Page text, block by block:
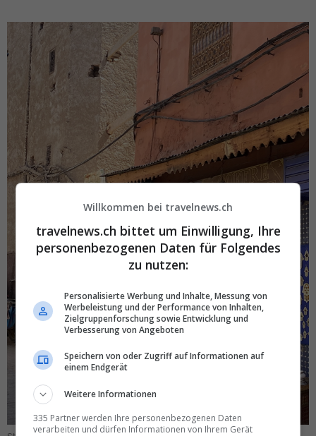
Willkommen bei travelnews.ch
travelnews.ch bittet um Einwilligung, Ihre
personenbezogenen Daten für Folgendes
zu nutzen:
Personalisierte Werbung und Inhalte, Messung von
Werbeleistung und der Performance von Inhalten,
Zielgruppenforschung sowie Entwicklung und
Verbesserung von Angeboten
Speichern von oder Zugriff auf Informationen auf
einem Endgerät
Weitere Informationen
335 Partner werden Ihre personenbezogenen Daten
verarbeiten und dürfen Informationen von Ihrem Gerät